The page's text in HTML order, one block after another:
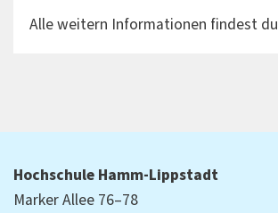
Alle weitern Informationen findest du
Hochschule Hamm-Lippstadt
Marker Allee 76–78